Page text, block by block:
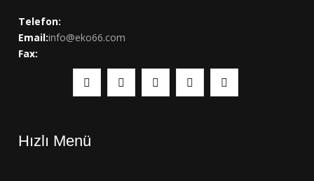
Telefon:
Email:info@eko66.com
Fax:
Hızlı Menü